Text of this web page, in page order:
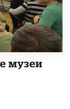
музеи